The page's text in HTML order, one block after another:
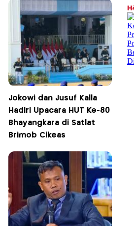
Jokowi dan Jusuf Kalla
Hadiri Upacara HUT Ke-80
Bhayangkara di Satlat
Brimob Cikeas